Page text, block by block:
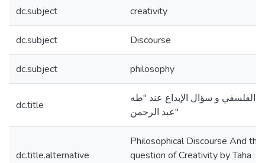
dc.subject creativity
dc.subject Discourse
dc.subject philosophy
dc.title
الفلسفي و سؤال الإبداع عند "طه
عبد الرحمن"
dc.title.alternative
Philosophical Discourse And the
question of Creativity by Taha